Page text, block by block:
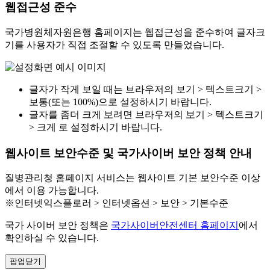
웹접근성 준수
국가병원체자원은행 홈페이지는 웹접근성을 준수하여 글자크
기를 사용자가 직접 조절할 수 있도록 만들었습니다.
글자가 작게 보일 때는 브라우저의 보기 > 텍스트크기 >
보통(또는 100%)으로 설정하시기 바랍니다.
글자를 좀더 크게 보려면 브라우저의 보기 > 텍스트크기
> 크게 로 설정하시기 바랍니다.
웹사이트 보안수준 및 국가사이버 보안 정책 안내
질병관리청 홈페이지 서비스는 웹사이트 기본 보안수준 이상
에서 이용 가능합니다.
※인터넷익스플로러 > 인터넷옵션 > 보안 > 기본수준
국가 사이버 보안 정책은 국가사이버안전센터 홈페이지 에서
확인하실 수 있습니다.
팝업닫기